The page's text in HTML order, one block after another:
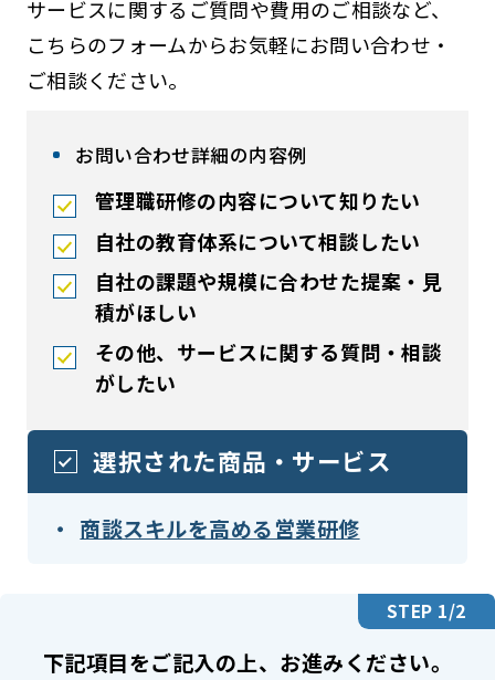
サービスに関するご質問や費用のご相談など、
こちらのフォームからお気軽にお問い合わせ・
ご相談ください。
お問い合わせ詳細の内容例
管理職研修の内容について知りたい
自社の教育体系について相談したい
自社の課題や規模に合わせた提案・見
積がほしい
その他、サービスに関する質問・相談
がしたい
選択された商品・サービス
商談スキルを高める営業研修
STEP 1/2
下記項目をご記入の上、お進みください。